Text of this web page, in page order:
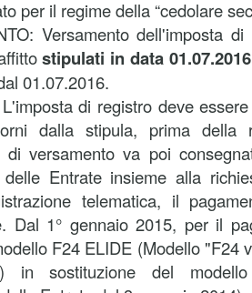
per il regime della “cedolare
Versamento dell'imposta
stipulati in data 01.07.2016
01.07.2016.
L'imposta di registro deve
dalla stipula, prima della
di versamento va poi
delle Entrate insieme alla
telematica, il
Dal 1° gennaio 2015, per il
F24 ELIDE (Modello "F24
in sostituzione del